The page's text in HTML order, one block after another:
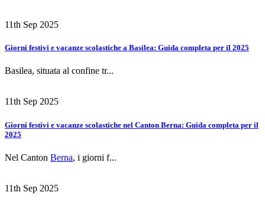
11th Sep 2025
Giorni festivi e vacanze scolastiche a Basilea: Guida completa per il 2025
Basilea, situata al confine tr...
11th Sep 2025
Giorni festivi e vacanze scolastiche nel Canton Berna: Guida completa per il
2025
Nel Canton Berna, i giorni f...
11th Sep 2025